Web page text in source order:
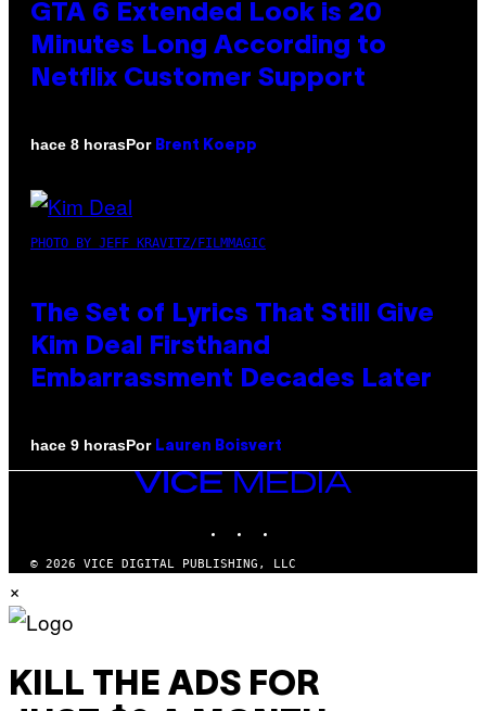
GTA 6 Extended Look is 20
Minutes Long According to
Netflix Customer Support
hace 8 horasPor Brent Koepp
PHOTO BY JEFF KRAVITZ/FILMMAGIC
The Set of Lyrics That Still Give
Kim Deal Firsthand
Embarrassment Decades Later
hace 9 horasPor Lauren Boisvert
VICE
MEDIA
© 2026 VICE DIGITAL PUBLISHING, LLC
×
KILL THE ADS FOR